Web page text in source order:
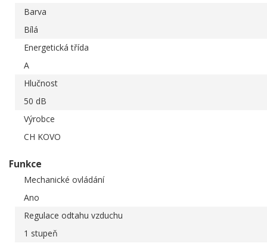
Barva
Bílá
Energetická třída
A
Hlučnost
50 dB
Výrobce
CH KOVO
Funkce
Mechanické ovládání
Ano
Regulace odtahu vzduchu
1 stupeň